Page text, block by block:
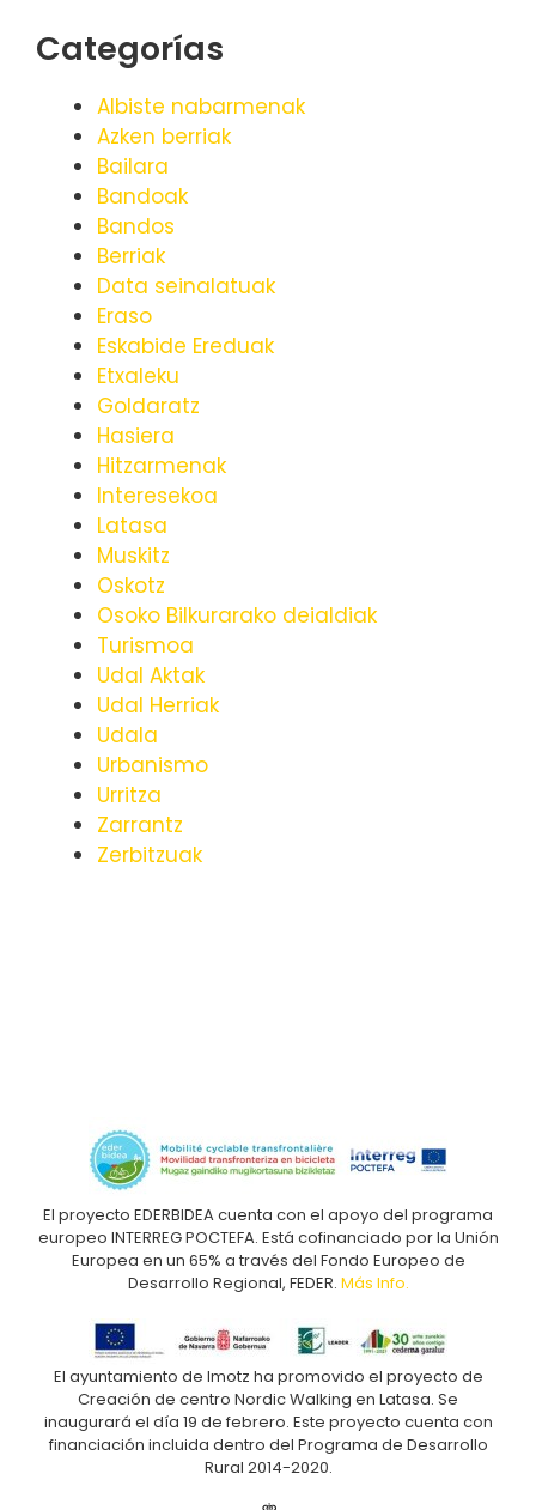
Categorías
Albiste nabarmenak
Azken berriak
Bailara
Bandoak
Bandos
Berriak
Data seinalatuak
Eraso
Eskabide Ereduak
Etxaleku
Goldaratz
Hasiera
Hitzarmenak
Interesekoa
Latasa
Muskitz
Oskotz
Osoko Bilkurarako deialdiak
Turismoa
Udal Aktak
Udal Herriak
Udala
Urbanismo
Urritza
Zarrantz
Zerbitzuak
El proyecto EDERBIDEA cuenta con el apoyo del programa
europeo INTERREG POCTEFA. Está cofinanciado por la Unión
Europea en un 65% a través del Fondo Europeo de
Desarrollo Regional, FEDER. Más Info.
El ayuntamiento de Imotz ha promovido el proyecto de
Creación de centro Nordic Walking en Latasa. Se
inaugurará el día 19 de febrero. Este proyecto cuenta con
financiación incluida dentro del Programa de Desarrollo
Rural 2014-2020.